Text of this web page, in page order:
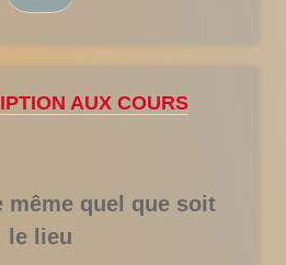
AUX COURS
même quel que soit
le lieu